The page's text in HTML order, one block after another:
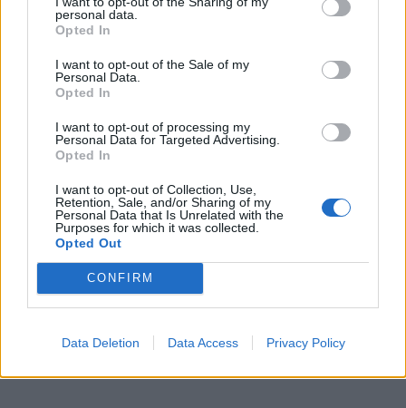
personal data.
Opted In
I want to opt-out of the Sale of my
Personal Data.
Opted In
I want to opt-out of processing my
Personal Data for Targeted Advertising.
Opted In
I want to opt-out of Collection, Use,
Retention, Sale, and/or Sharing of my
Personal Data that Is Unrelated with the
Purposes for which it was collected.
Opted Out
CONFIRM
Data Deletion Data Access Privacy Policy